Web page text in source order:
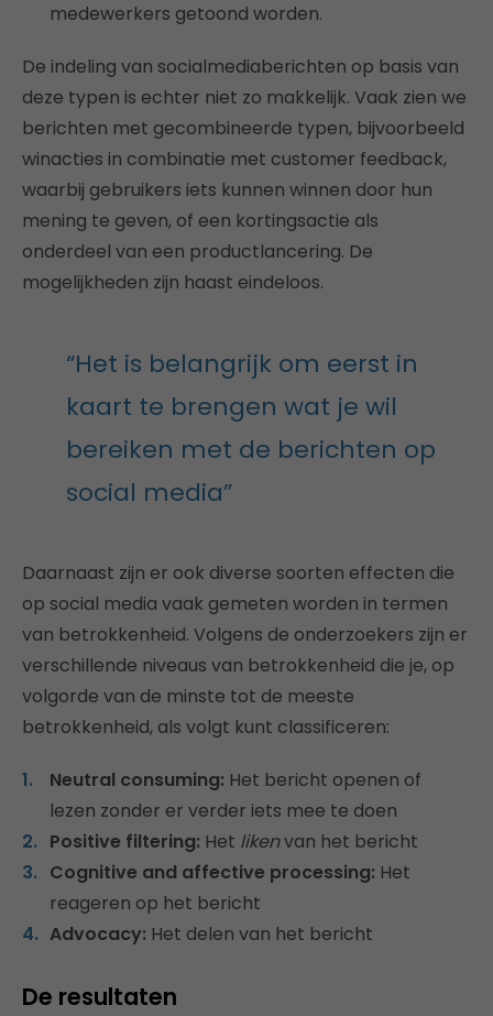
medewerkers getoond worden.
De indeling van socialmediaberichten op basis van
deze typen is echter niet zo makkelijk. Vaak zien we
berichten met gecombineerde typen, bijvoorbeeld
winacties in combinatie met customer feedback,
waarbij gebruikers iets kunnen winnen door hun
mening te geven, of een kortingsactie als
onderdeel van een productlancering. De
mogelijkheden zijn haast eindeloos.
“Het is belangrijk om eerst in
kaart te brengen wat je wil
bereiken met de berichten op
social media”
Daarnaast zijn er ook diverse soorten effecten die
op social media vaak gemeten worden in termen
van betrokkenheid. Volgens de onderzoekers zijn er
verschillende niveaus van betrokkenheid die je, op
volgorde van de minste tot de meeste
betrokkenheid, als volgt kunt classificeren:
Neutral consuming: Het bericht openen of
lezen zonder er verder iets mee te doen
Positive filtering: Het likenvan het bericht
Cognitive and affective processing: Het
reageren op het bericht
Advocacy: Het delen van het bericht
De resultaten